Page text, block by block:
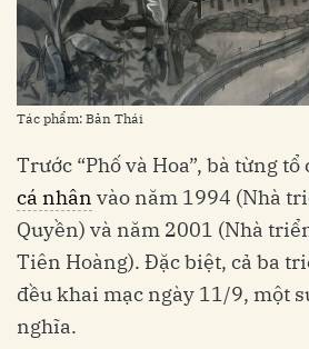
Tác phẩm: Bản Thái
Trước “Phố và Hoa”, bà từng tổ
cá nhân vào năm 1994 (Nhà
Quyền) và năm 2001 (Nhà
Tiên Hoàng). Đặc biệt, cả ba
đều khai mạc ngày 11/9, một
nghĩa.